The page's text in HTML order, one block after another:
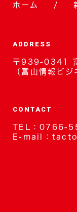
ホーム
ADDRESS
〒939-0341
（富山情報ビ
CONTACT
TEL： 0766-
E-mail：